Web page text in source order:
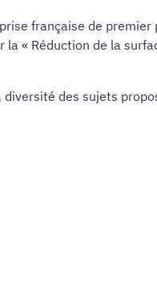
française de
la « Réduction de la
diversité des sujets